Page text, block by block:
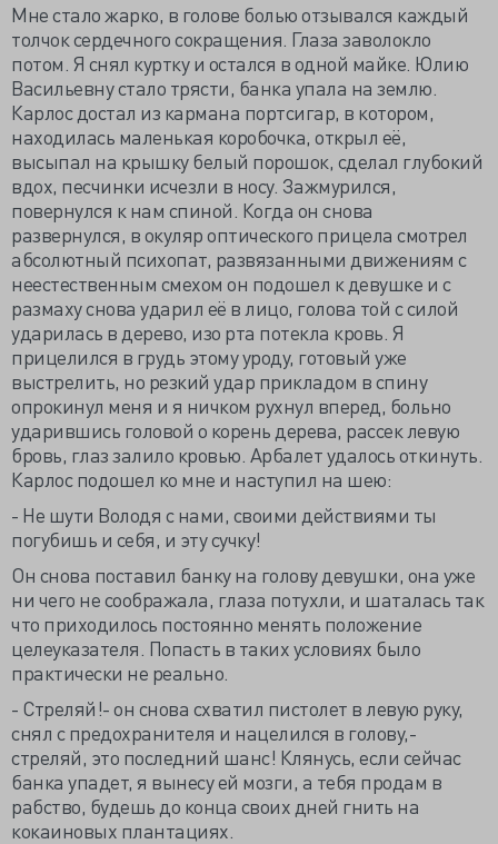
Мне стало жарко, в голове болью отзывался каждый
толчок сердечного сокращения. Глаза заволокло
потом. Я снял куртку и остался в одной майке. Юлию
Васильевну стало трясти, банка упала на землю.
Карлос достал из кармана портсигар, в котором,
находилась маленькая коробочка, открыл её,
высыпал на крышку белый порошок, сделал глубокий
вдох, песчинки исчезли в носу. Зажмурился,
повернулся к нам спиной. Когда он снова
развернулся, в окуляр оптического прицела смотрел
абсолютный психопат, развязанными движениям с
неестественным смехом он подошел к девушке и с
размаху снова ударил её в лицо, голова той с силой
ударилась в дерево, изо рта потекла кровь. Я
прицелился в грудь этому уроду, готовый уже
выстрелить, но резкий удар прикладом в спину
опрокинул меня и я ничком рухнул вперед, больно
ударившись головой о корень дерева, рассек левую
бровь, глаз залило кровью. Арбалет удалось откинуть.
Карлос подошел ко мне и наступил на шею:
- Не шути Володя с нами, своими действиями ты
погубишь и себя, и эту сучку!
Он снова поставил банку на голову девушки, она уже
ни чего не соображала, глаза потухли, и шаталась так
что приходилось постоянно менять положение
целеуказателя. Попасть в таких условиях было
практически не реально.
- Стреляй!- он снова схватил пистолет в левую руку,
снял с предохранителя и нацелился в голову,-
стреляй, это последний шанс! Клянусь, если сейчас
банка упадет, я вынесу ей мозги, а тебя продам в
рабство, будешь до конца своих дней гнить на
кокаиновых плантациях.